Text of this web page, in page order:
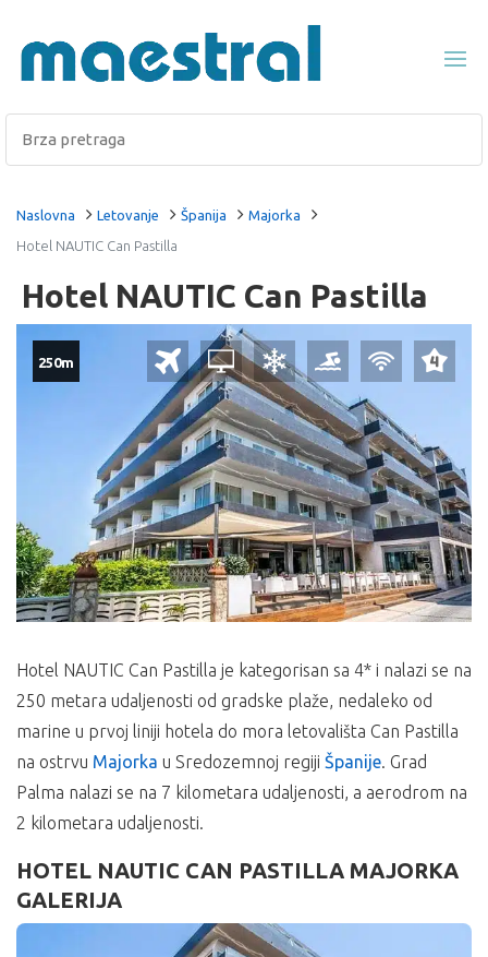
Naslovna Letovanje Španija
Majorka
Hotel NAUTIC Can Pastilla
Hotel NAUTIC Can Pastilla
250m
Hotel NAUTIC Can Pastilla je kategorisan sa 4* i nalazi se na
250 metara udaljenosti od gradske plaže, nedaleko od
marine u prvoj liniji hotela do mora letovališta Can Pastilla
na ostrvu Majorka u Sredozemnoj regiji Španije. Grad
Palma nalazi se na 7 kilometara udaljenosti, a aerodrom na
2 kilometara udaljenosti.
HOTEL NAUTIC CAN PASTILLA MAJORKA
GALERIJA